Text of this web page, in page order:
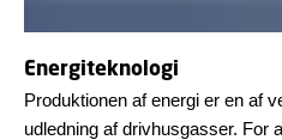
Energiteknologi
Produktionen af energi er en af
udledning af drivhusgasser. For